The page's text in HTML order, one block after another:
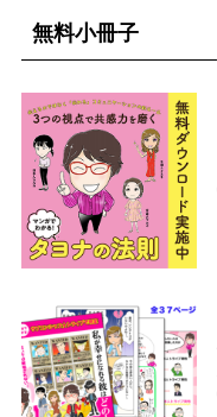
無料小冊子